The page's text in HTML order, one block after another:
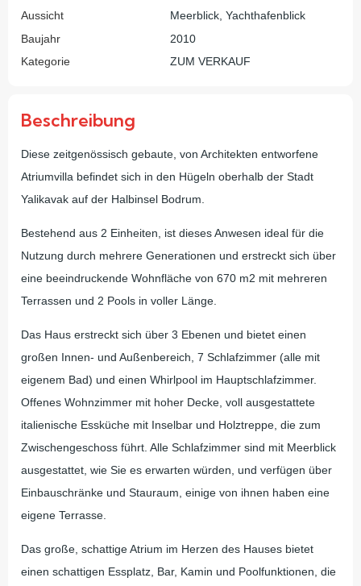
Aussicht
Meerblick, Yachthafenblick
Baujahr
2010
Kategorie
ZUM VERKAUF
Beschreibung
Diese zeitgenössisch gebaute, von Architekten entworfene
Atriumvilla befindet sich in den Hügeln oberhalb der Stadt
Yalikavak auf der Halbinsel Bodrum.
Bestehend aus 2 Einheiten, ist dieses Anwesen ideal für die
Nutzung durch mehrere Generationen und erstreckt sich über
eine beeindruckende Wohnfläche von 670 m2 mit mehreren
Terrassen und 2 Pools in voller Länge.
Das Haus erstreckt sich über 3 Ebenen und bietet einen
großen Innen- und Außenbereich, 7 Schlafzimmer (alle mit
eigenem Bad) und einen Whirlpool im Hauptschlafzimmer.
Offenes Wohnzimmer mit hoher Decke, voll ausgestattete
italienische Essküche mit Inselbar und Holztreppe, die zum
Zwischengeschoss führt. Alle Schlafzimmer sind mit Meerblick
ausgestattet, wie Sie es erwarten würden, und verfügen über
Einbauschränke und Stauraum, einige von ihnen haben eine
eigene Terrasse.
Das große, schattige Atrium im Herzen des Hauses bietet
einen schattigen Essplatz, Bar, Kamin und Poolfunktionen, die